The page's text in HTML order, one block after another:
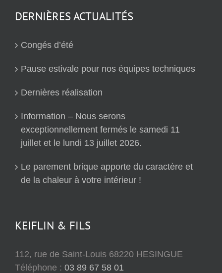
DERNIÈRES ACTUALITÉS
Congés d’été
Pause estivale pour nos équipes techniques
Dernières réalisation
Information – Nous serons
exceptionnellement fermés le samedi 11
juillet et le lundi 13 juillet 2026.
Le parement brique apporte du caractère et
de la chaleur à votre intérieur !
KEIFLIN & FILS
112, rue de Saint-Louis 68220 HESINGUE
Téléphone : 03 89 67 58 01